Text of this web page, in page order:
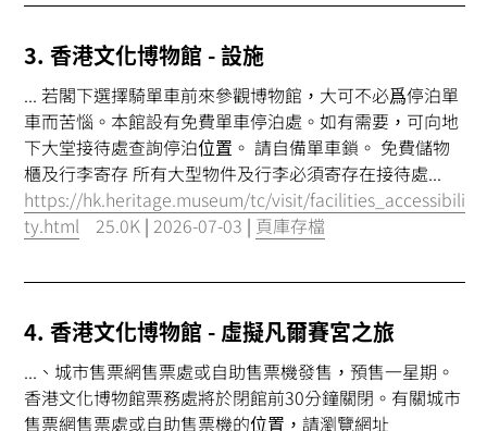
3. 香港文化博物館 - 設施
... 若閣下選擇騎單車前來參觀博物館，大可不必爲停泊單
車而苦惱。本館設有免費單車停泊處。如有需要，可向地
下大堂接待處查詢停泊位置 。 請自備單車鎖。 免費儲物
櫃及行李寄存 所有大型物件及行李必須寄存在接待處...
https://hk.heritage.museum/tc/visit/facilities_accessibili
ty.html
25.0K | 2026-07-03 | 頁庫存檔
4. 香港文化博物館 - 虛擬凡爾賽宮之旅
...、城市售票網售票處或自助售票機發售，預售一星期。
香港文化博物館票務處將於閉館前30分鐘關閉。有關城市
售票網售票處或自助售票機的位置 ，請瀏覽網址